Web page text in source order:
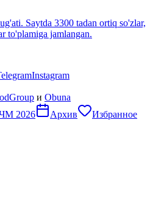
Saytda 3300 tadan ortiq so'zlar,
to'plamiga jamlangan.
Instagram
и Obuna
2026 Архив Избранное